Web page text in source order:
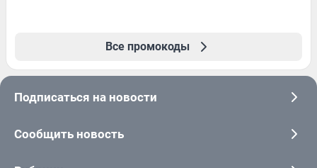
Все промокоды
Подписаться на новости
Сообщить новость